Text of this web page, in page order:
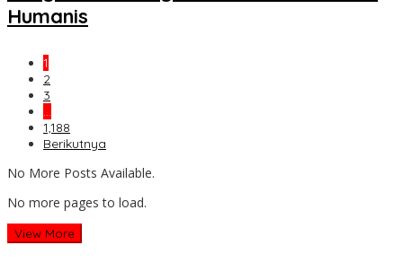
Humanis
1
2
3
…
1,188
Berikutnya
No More Posts Available.
No more pages to load.
View More